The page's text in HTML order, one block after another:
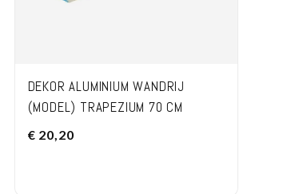
DEKOR ALUMINIUM WANDRIJ
(MODEL) TRAPEZIUM 70 CM
€ 20,20